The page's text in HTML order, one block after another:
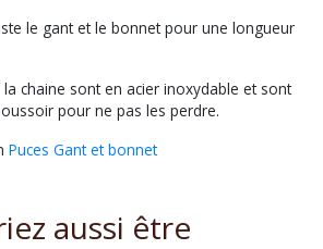
le gant et le bonnet pour une longueur
chaine sont en acier inoxydable et sont
pour ne pas les perdre.
Puces Gant et bonnet
aussi être